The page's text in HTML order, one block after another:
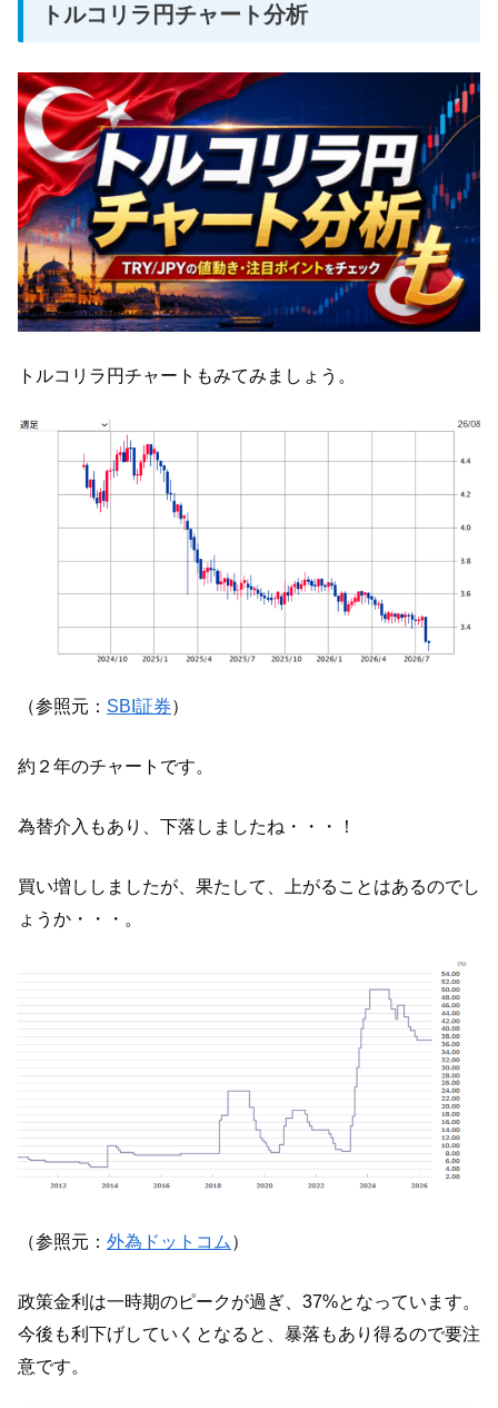
トルコリラ円チャート分析
トルコリラ円チャートもみてみましょう。
（参照元： SBI証券）
約２年のチャートです。
為替介入もあり、下落しましたね・・・！
買い増ししましたが、果たして、上がることはあるのでし
ょうか・・・。
（参照元： 外為ドットコム ）
政策金利は一時期のピークが過ぎ、37%となっています。
今後も利下げしていくとなると、暴落もあり得るので要注
意です。